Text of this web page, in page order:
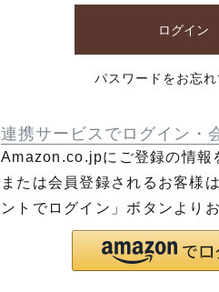
ログイン
パスワードをお忘れ
連携サービスでログイン・
Amazon.co.jpにご登録の情報
または会員登録されるお客様
ントでログイン」ボタンより